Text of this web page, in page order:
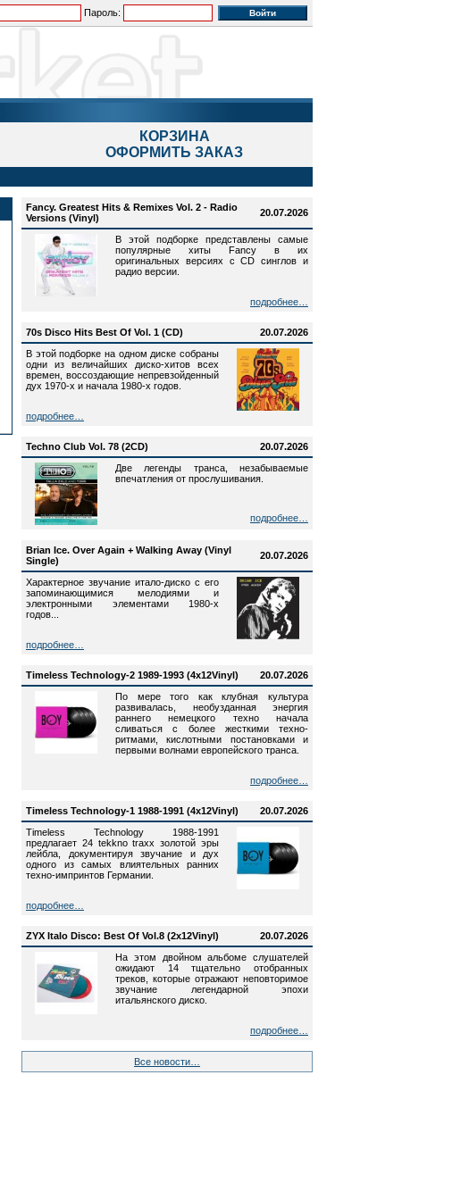
Пароль:
КОРЗИНА
ОФОРМИТЬ ЗАКАЗ
Fancy. Greatest Hits & Remixes Vol. 2 - Radio
Versions (Vinyl)
20.07.2026
В этой подборке представлены самые
популярные хиты Fancy в их
оригинальных версиях c CD синглов и
радио версии.
подробнее…
70s Disco Hits Best Of Vol. 1 (CD)
20.07.2026
В этой подборке на одном диске собраны
одни из величайших диско-хитов всех
времен, воссоздающие непревзойденный
дух 1970-х и начала 1980-х годов.
подробнее…
Techno Club Vol. 78 (2CD)
20.07.2026
Две легенды транса, незабываемые
впечатления от прослушивания.
подробнее…
Brian Ice. Over Again + Walking Away (Vinyl
Single)
20.07.2026
Характерное звучание итало-диско с его
запоминающимися мелодиями и
электронными элементами 1980-х
годов...
подробнее…
Timeless Technology-2 1989-1993 (4x12Vinyl)
20.07.2026
По мере того как клубная культура
развивалась, необузданная энергия
раннего немецкого техно начала
сливаться с более жесткими техно-
ритмами, кислотными постановками и
первыми волнами европейского транса.
подробнее…
Timeless Technology-1 1988-1991 (4x12Vinyl)
20.07.2026
Timeless Technology 1988-1991
предлагает 24 tekkno traxx золотой эры
лейбла, документируя звучание и дух
одного из самых влиятельных ранних
техно-импринтов Германии.
подробнее…
ZYX Italo Disco: Best Of Vol.8 (2x12Vinyl)
20.07.2026
На этом двойном альбоме слушателей
ожидают 14 тщательно отобранных
треков, которые отражают неповторимое
звучание легендарной эпохи
итальянского диско.
подробнее…
Все новости…